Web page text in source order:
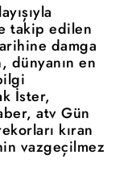
takip edilen
damga
dünyanın en
İster,
atv Gün
kıran
vazgeçilmez